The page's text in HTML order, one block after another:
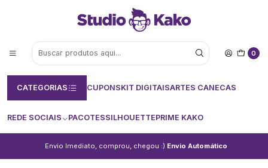
0
CATEGORIAS CUPONSKIT DIGITAISARTES CANECAS
REDE SOCIAIS PACOTESSILHOUETTEPRIME KAKO
Envio Imediato, comprou, chegou :) Envio Automático